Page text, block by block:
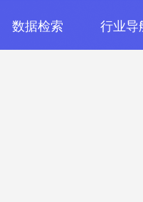
数据检索 行业导